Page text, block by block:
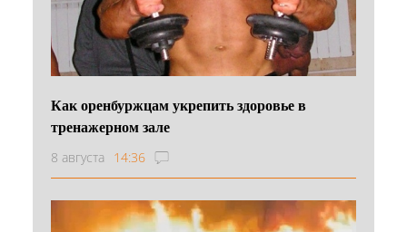
Как оренбуржцам укрепить здоровье в
тренажерном зале
8 августа 14:36